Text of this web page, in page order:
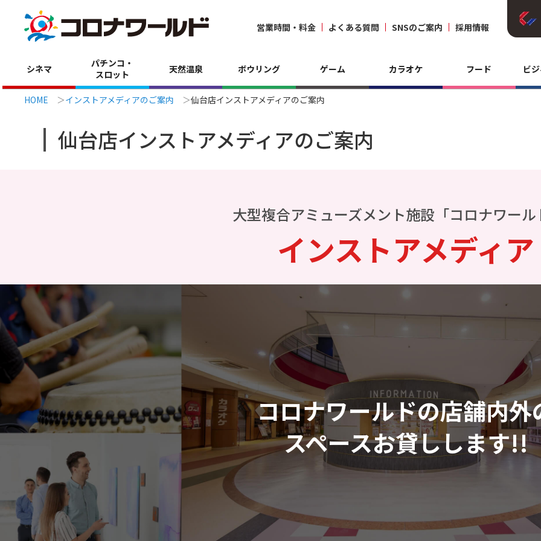
営業時間・料金 よくある質問 SNSのご案内 採用情報
シネマ
パチンコ・
スロット
天然温泉 ボウリング ゲーム カラオケ フード ビ
HOME インストアメディアのご案内 仙台店インストアメディアのご案内
仙台店インストアメディアのご案内
大型複合アミューズメント施設「コロナワール
インストアメディア
コロナワールドの店舗内外
スペースお貸しします!!